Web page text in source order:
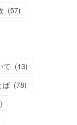
(57)
て (13)
ば (78)
)